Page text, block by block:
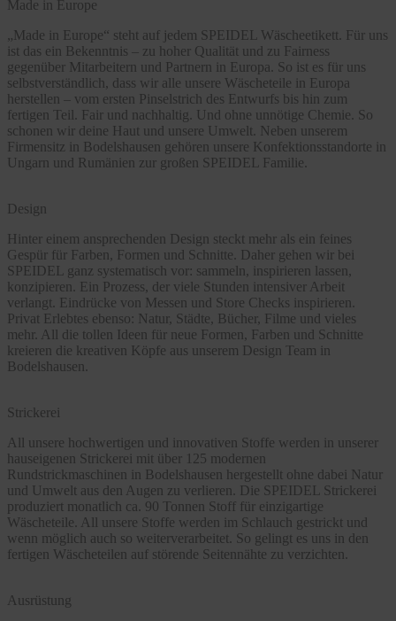
Made in Europe
„Made in Europe“ steht auf jedem SPEIDEL Wäscheetikett. Für uns
ist das ein Bekenntnis – zu hoher Qualität und zu Fairness
gegenüber Mitarbeitern und Partnern in Europa. So ist es für uns
selbstverständlich, dass wir alle unsere Wäscheteile in Europa
herstellen – vom ersten Pinselstrich des Entwurfs bis hin zum
fertigen Teil. Fair und nachhaltig. Und ohne unnötige Chemie. So
schonen wir deine Haut und unsere Umwelt. Neben unserem
Firmensitz in Bodelshausen gehören unsere Konfektionsstandorte in
Ungarn und Rumänien zur großen SPEIDEL Familie.
Design
Hinter einem ansprechenden Design steckt mehr als ein feines
Gespür für Farben, Formen und Schnitte. Daher gehen wir bei
SPEIDEL ganz systematisch vor: sammeln, inspirieren lassen,
konzipieren. Ein Prozess, der viele Stunden intensiver Arbeit
verlangt. Eindrücke von Messen und Store Checks inspirieren.
Privat Erlebtes ebenso: Natur, Städte, Bücher, Filme und vieles
mehr. All die tollen Ideen für neue Formen, Farben und Schnitte
kreieren die kreativen Köpfe aus unserem Design Team in
Bodelshausen.
Strickerei
All unsere hochwertigen und innovativen Stoffe werden in unserer
hauseigenen Strickerei mit über 125 modernen
Rundstrickmaschinen in Bodelshausen hergestellt ohne dabei Natur
und Umwelt aus den Augen zu verlieren. Die SPEIDEL Strickerei
produziert monatlich ca. 90 Tonnen Stoff für einzigartige
Wäscheteile. All unsere Stoffe werden im Schlauch gestrickt und
wenn möglich auch so weiterverarbeitet. So gelingt es uns in den
fertigen Wäscheteilen auf störende Seitennähte zu verzichten.
Ausrüstung